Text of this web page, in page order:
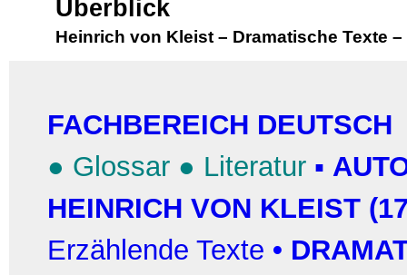
Überblick
Heinrich von Kleist – Dramatische Texte –
FACHBEREICH DEUTSCH
● Glossar ● Literatur ▪
HEINRICH VON KLEIST
Erzählende Texte •